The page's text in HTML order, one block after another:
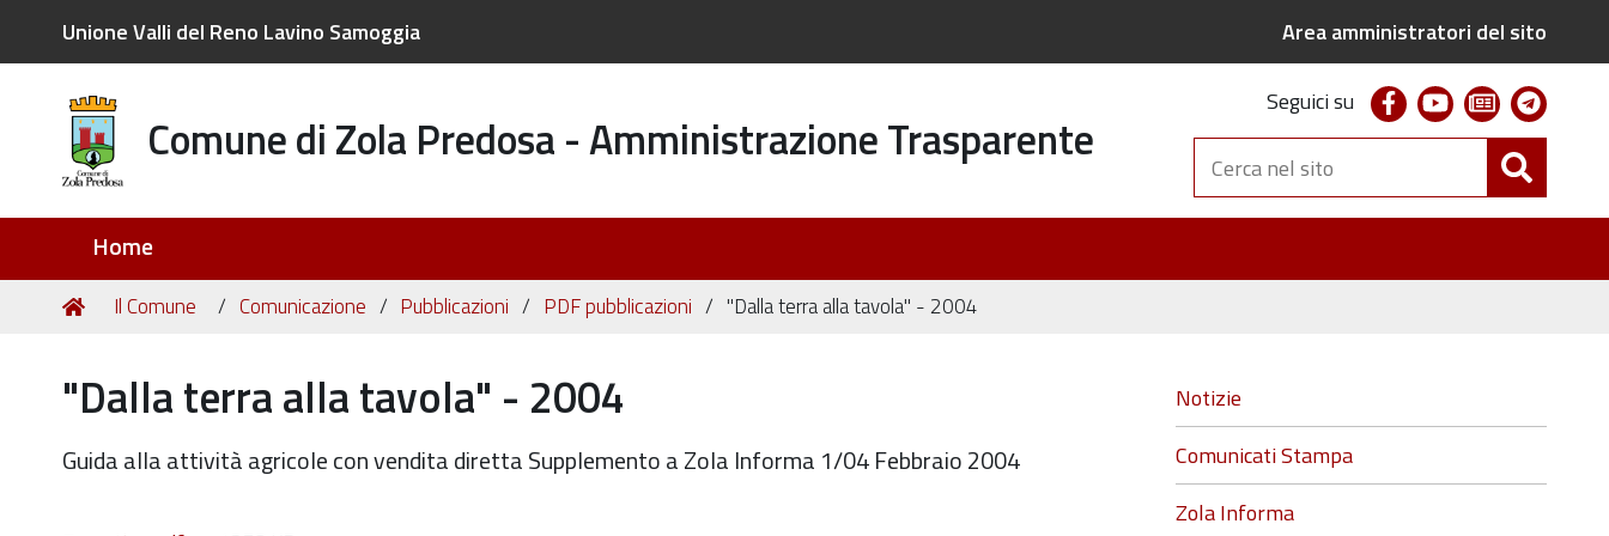
Unione Valli del Reno Lavino Samoggia Area amministratori del sito
Comune di Zola Predosa - Amministrazione Trasparente
Seguici su facebookyoutubenewsletter
Cerca
nel
sito
Home
Tu
Home
Il Comune Comunicazione Pubblicazioni PDF pubblicazioni "Dalla terra alla tavola" - 2004
"Dalla terra alla tavola" - 2004
Guida alla attività agricole con vendita diretta Supplemento a Zola Informa 1/04 Febbraio 2004
Navigazione
Notizie
Comunicati Stampa
Zola Informa